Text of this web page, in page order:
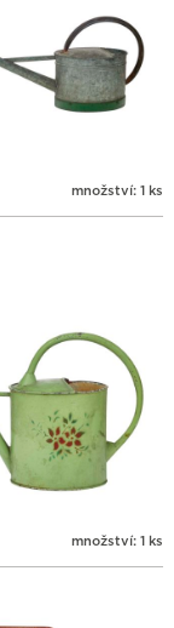
množství: 1 ks
množství: 1 ks